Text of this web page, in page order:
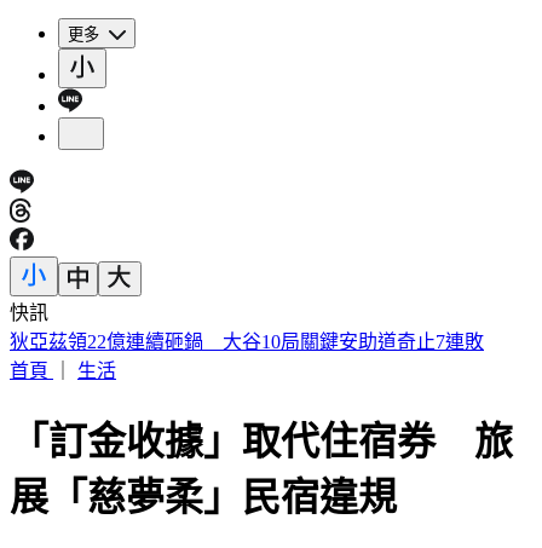
更多
快訊
SBS歌謠大戰／ALLDAY PROJECT回歸 EVAN單飛首登場
首頁
生活
「訂金收據」取代住宿券 旅
展「慈夢柔」民宿違規